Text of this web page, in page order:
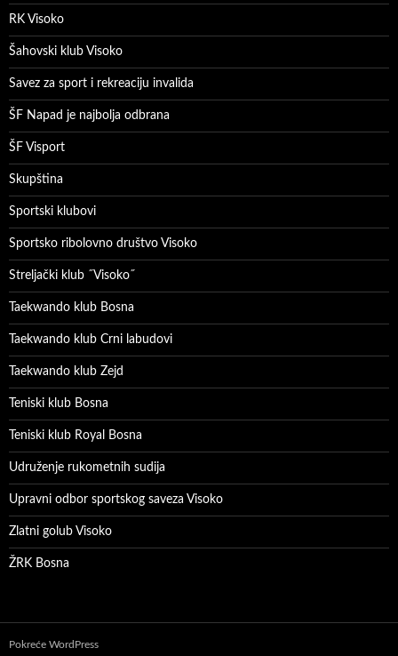
RK Visoko
Šahovski klub Visoko
Savez za sport i rekreaciju invalida
ŠF Napad je najbolja odbrana
ŠF Visport
Skupština
Sportski klubovi
Sportsko ribolovno društvo Visoko
Streljački klub ˝Visoko˝
Taekwando klub Bosna
Taekwando klub Crni labudovi
Taekwando klub Zejd
Teniski klub Bosna
Teniski klub Royal Bosna
Udruženje rukometnih sudija
Upravni odbor sportskog saveza Visoko
Zlatni golub Visoko
ŽRK Bosna
Pokreće WordPress